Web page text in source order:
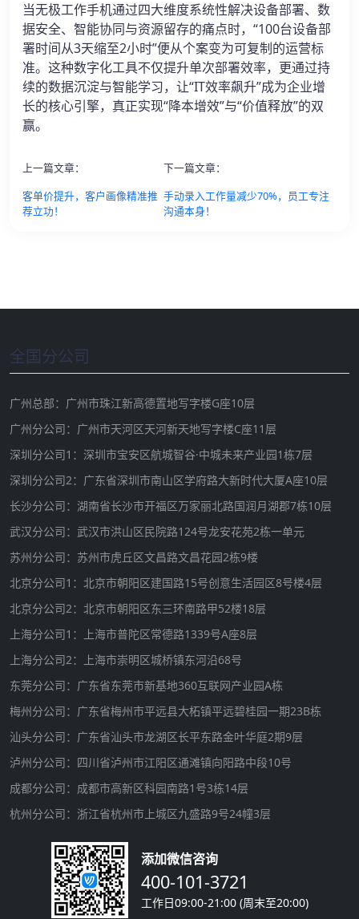
当无极工作手机通过四大维度系统性解决设备部署、数
据安全、智能协同与资源留存的痛点时，“100台设备部
署时间从3天缩至2小时”便从个案变为可复制的运营标
准。这种数字化工具不仅提升单次部署效率，更通过持
续的数据沉淀与智能学习，让“IT效率飙升”成为企业增
长的核心引擎，真正实现“降本增效”与“价值释放”的双
赢。
上一篇文章：
客单价提升，客户画像精准推
荐立功！
下一篇文章：
手动录入工作量减少70%，员工专注
沟通本身！
全国分公司
广州总部：广州市珠江新高德置地写字楼G座10层
广州分公司：广州市天河区天河新天地写字楼C座11层
深圳分公司1：深圳市宝安区航城智谷·中城未来产业园1栋7层
深圳分公司2：广东省深圳市南山区学府路大新时代大厦A座10层
长沙分公司：湖南省长沙市开福区万家丽北路国润月湖郡7栋10层
武汉分公司：武汉市洪山区民院路124号龙安花苑2栋一单元
苏州分公司：苏州市虎丘区文昌路文昌花园2栋9楼
北京分公司1：北京市朝阳区建国路15号创意生活园区8号楼4层
北京分公司2：北京市朝阳区东三环南路甲52楼18层
上海分公司1：上海市普陀区常德路1339号A座8层
上海分公司2：上海市崇明区城桥镇东河沿68号
东莞分公司：广东省东莞市新基地360互联网产业园A栋
梅州分公司：广东省梅州市平远县大柘镇平远碧桂园一期23B栋
汕头分公司：广东省汕头市龙湖区长平东路金叶华庭2期9层
泸州分公司：四川省泸州市江阳区通滩镇向阳路中段10号
成都分公司：成都市高新区科园南路1号3栋14层
杭州分公司：浙江省杭州市上城区九盛路9号24幢3层
添加微信咨询
400-101-3721
工作日09:00-21:00 (周末至20:00)